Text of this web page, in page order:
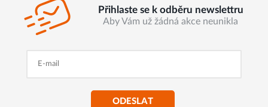
Přihlaste se k odběru newslettru
Aby Vám už žádná akce neunikla
ODESLAT